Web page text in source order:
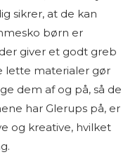
sikrer, at de kan
børn er
giver et godt greb
lette materialer gør
dem af og på, så de
har Glerups på, er
og kreative, hvilket